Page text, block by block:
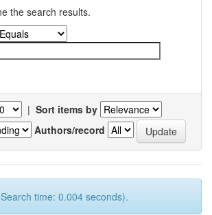
the search results.
| Sort items by
Authors/record
time: 0.004 seconds).